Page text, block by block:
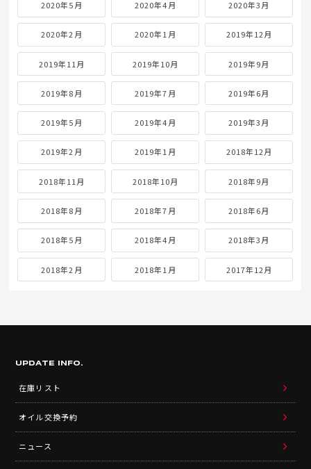
2020年5月 2020年4月 2020年3月
2020年2月 2020年1月 2019年12月
2019年11月 2019年10月 2019年9月
2019年8月 2019年7月 2019年6月
2019年5月 2019年4月 2019年3月
2019年2月 2019年1月 2018年12月
2018年11月 2018年10月 2018年9月
2018年8月 2018年7月 2018年6月
2018年5月 2018年4月 2018年3月
2018年2月 2018年1月 2017年12月
UPDATE INFO.
在庫リスト
オイル交換予約
ニュース